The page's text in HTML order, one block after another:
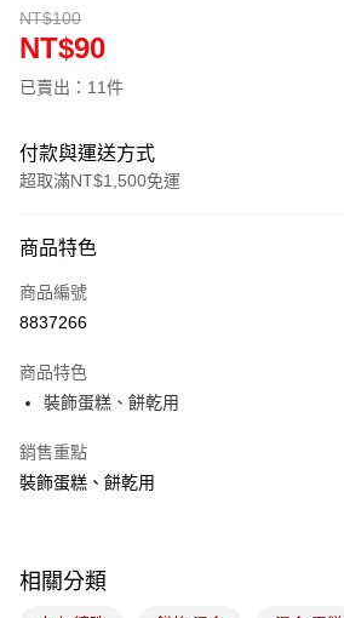
NT$100
NT$90
已賣出：11件
付款與運送方式
超取滿NT$1,500免運
信用卡一次付款
LINE Pay
悠遊付
Google Pay
全盈+PAY
運送方式
商品特色
商品編號
8837266
商品特色
裝飾蛋糕、餅乾用
銷售重點
裝飾蛋糕、餅乾用
相關分類